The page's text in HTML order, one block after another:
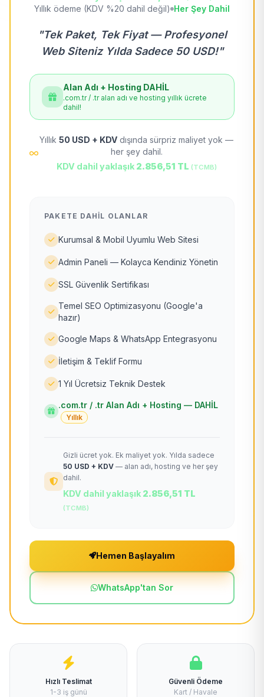
Yıllık ödeme (KDV %20 dahil değil) Her Şey Dahil
"Tek Paket, Tek Fiyat — Profesyonel
Web Siteniz Yılda Sadece 50 USD!"
Alan Adı + Hosting DAHİL
.com.tr / .tr alan adı ve hosting yıllık ücrete
dahil!
Yıllık 50 USD + KDV dışında sürpriz maliyet yok —
her şey dahil.
KDV dahil yaklaşık 2.856,51 TL (TCMB)
PAKETE DAHIL OLANLAR
Kurumsal & Mobil Uyumlu Web Sitesi
Admin Paneli — Kolayca Kendiniz Yönetin
SSL Güvenlik Sertifikası
Temel SEO Optimizasyonu (Google'a
hazır)
Google Maps & WhatsApp Entegrasyonu
İletişim & Teklif Formu
1 Yıl Ücretsiz Teknik Destek
.com.tr / .tr Alan Adı + Hosting — DAHİL
Yıllık
Gizli ücret yok. Ek maliyet yok. Yılda sadece
50 USD + KDV — alan adı, hosting ve her şey
dahil.
KDV dahil yaklaşık 2.856,51 TL
(TCMB)
Hemen Başlayalım
WhatsApp'tan Sor
Hızlı Teslimat
1-3 iş günü
Güvenli Ödeme
Kart / Havale